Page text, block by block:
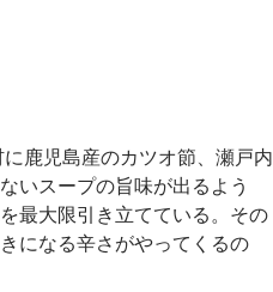
鹿児島産のカツオ節、瀬戸内
いスープの旨味が出るよう
最大限引き立てている。その
になる辛さがやってくるの